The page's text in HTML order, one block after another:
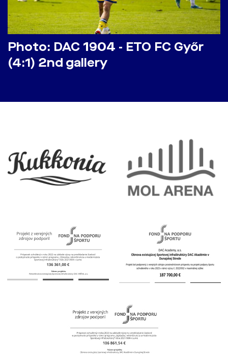
Photo: DAC 1904 - ETO FC Győr
(4:1) 2nd gallery